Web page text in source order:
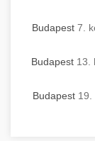
Budapest 7.
Budapest 13.
Budapest 19.